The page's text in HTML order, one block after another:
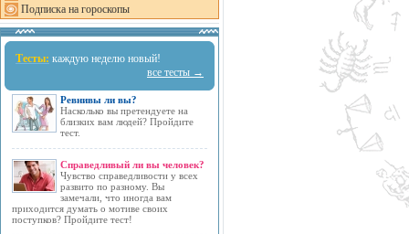
Подписка на гороскопы
Тесты: каждую неделю новый!
все тесты →
Ревнивы ли вы?
Насколько вы претендуете на
близких вам людей? Пройдите
тест.
Справедливый ли вы человек?
Чувство справедливости у всех
развито по разному. Вы
замечали, что иногда вам
приходится думать о мотиве своих
поступков? Пройдите тест!